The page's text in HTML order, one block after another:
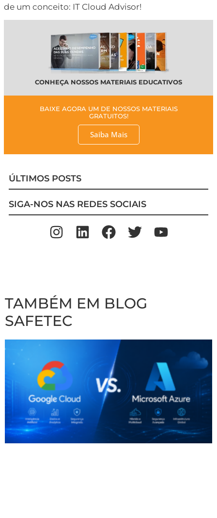
de um conceito: IT Cloud Advisor!
CONHEÇA NOSSOS MATERIAIS EDUCATIVOS
BAIXE AGORA UM DE NOSSOS MATERIAIS
GRATUITOS!
Saiba Mais
ÚLTIMOS POSTS
SIGA-NOS NAS REDES SOCIAIS
TAMBÉM EM BLOG
SAFETEC